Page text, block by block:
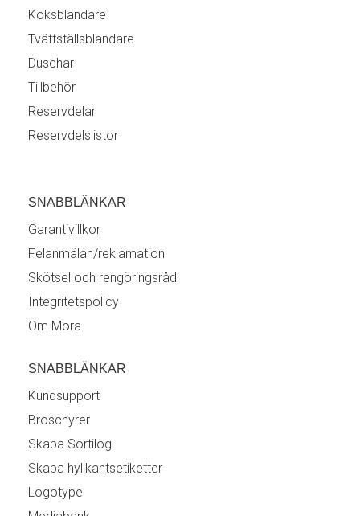
Köksblandare
Tvättställsblandare
Duschar
Tillbehör
Reservdelar
Reservdelslistor
SNABBLÄNKAR
Garantivillkor
Felanmälan/reklamation
Skötsel och rengöringsråd
Integritetspolicy
Om Mora
SNABBLÄNKAR
Kundsupport
Broschyrer
Skapa Sortilog
Skapa hyllkantsetiketter
Logotype